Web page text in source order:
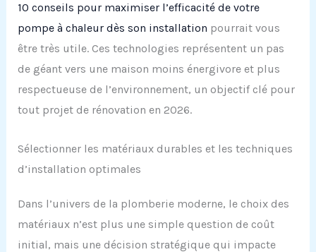
10 conseils pour maximiser l’efficacité de votre
pompe à chaleur dès son installation pourrait vous
être très utile. Ces technologies représentent un pas
de géant vers une maison moins énergivore et plus
respectueuse de l’environnement, un objectif clé pour
tout projet de rénovation en 2026.
Sélectionner les matériaux durables et les techniques
d’installation optimales
Dans l’univers de la plomberie moderne, le choix des
matériaux n’est plus une simple question de coût
initial, mais une décision stratégique qui impacte